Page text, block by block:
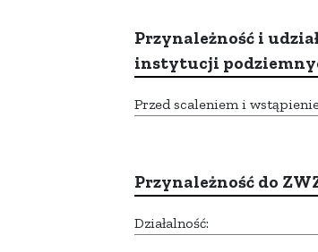
Przynależność i
instytucji
Przed scaleniem i
Przynależność do
Działalność: